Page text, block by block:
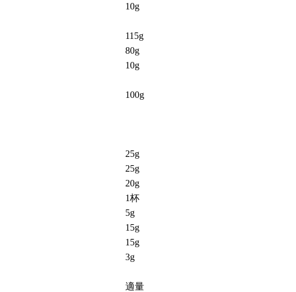
10g
115g
80g
10g
100g
25g
25g
20g
1杯
5g
15g
15g
3g
適量